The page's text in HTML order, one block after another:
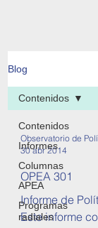
Blog
Contenidos
Informes
Columnas
APEA
Programas
radiales
Contenidos
Observatorio de
30 abr 2014
OPEA 301
Informe de
Este informe